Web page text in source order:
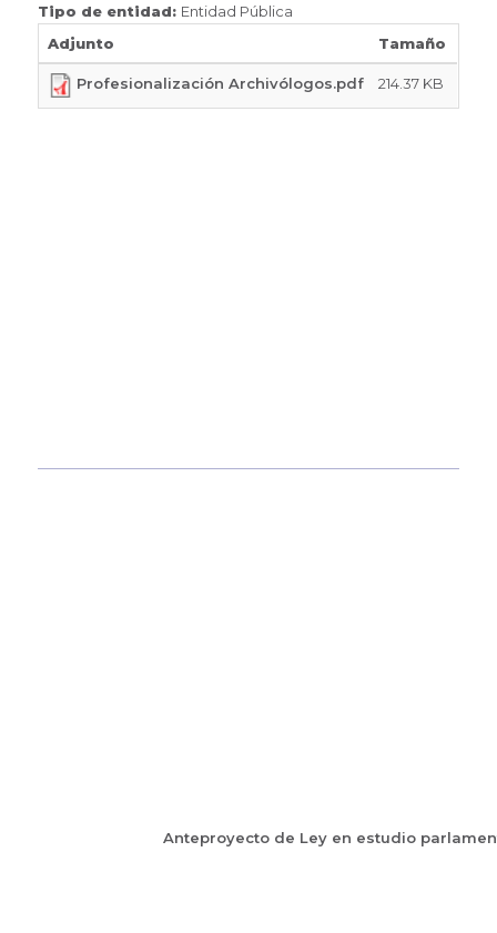
Tipo de entidad: Entidad Pública
Adjunto
Tamaño
Profesionalización Archivólogos.pdf 214.37 KB
Anteproyecto de Ley en estudio